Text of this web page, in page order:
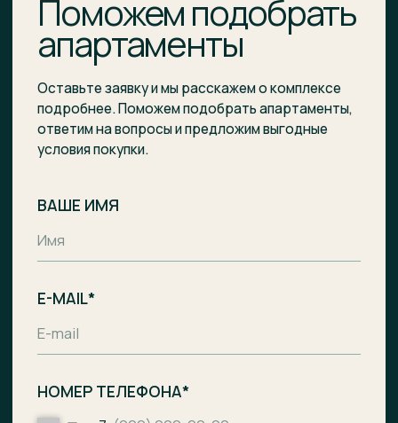
Я подтверждаю ознакомление и даюСогласиена
обработку моих персональных данных в порядке и
Политике обработки
персональных данных.
Отправить заявку
Комплекс апартаментов с гостиницей
и СПА-центром на побережье Балтийского
Общество с ограниченной
застройщик «Ривьера Балтики»
3900008142/ОГРН1233900002490
Проектное финансирование